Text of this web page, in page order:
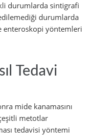
durumlarda sintigrafi
durumlarda
enteroskopi yöntemleri
Tedavi
mide kanamasını
metotlar
tedavisi yöntemi